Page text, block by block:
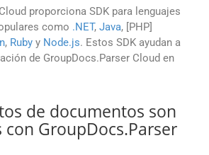
proporciona SDK para lenguajes
como .NET, Java, [PHP]
, Ruby y Node.js. Estos SDK ayudan a
de GroupDocs.Parser Cloud en
de documentos son
GroupDocs.Parser